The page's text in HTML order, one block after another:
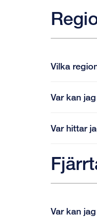
Vilka
Var kan
Var hittar
Var kan